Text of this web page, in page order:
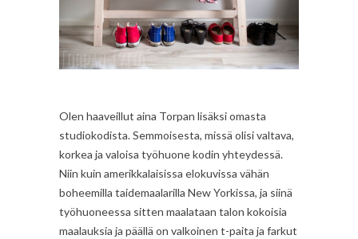
Olen haaveillut aina Torpan lisäksi omasta
studiokodista. Semmoisesta, missä olisi valtava,
korkea ja valoisa työhuone kodin yhteydessä.
Niin kuin amerikkalaisissa elokuvissa vähän
boheemilla taidemaalarilla New Yorkissa, ja siinä
työhuoneessa sitten maalataan talon kokoisia
maalauksia ja päällä on valkoinen t-paita ja farkut